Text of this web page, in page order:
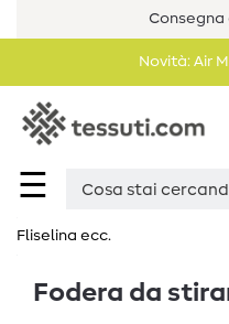
Novità: Air
☰
Fliselina ecc.
Fodera da